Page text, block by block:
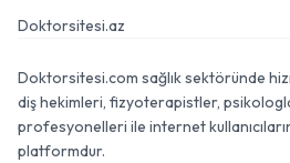
Doktorsitesi.az
Doktorsitesi.com sağlık sektöründe
diş hekimleri, fizyoterapistler,
profesyonelleri ile internet
platformdur.